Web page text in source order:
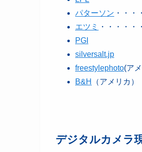
パターソン ・・
エツミ
・・・・
PGI
silversalt.jp
freestylephoto(ア
B&H
（アメリカ）
デジタルカメラ